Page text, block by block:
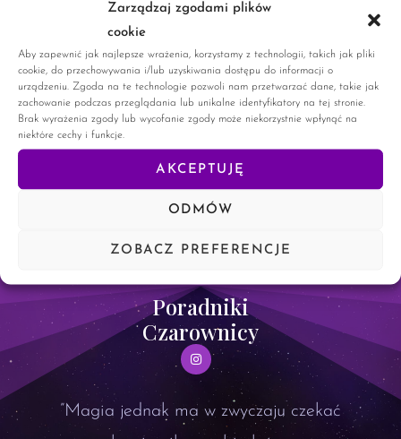
Zarządzaj zgodami plików
cookie
Aby zapewnić jak najlepsze wrażenia, korzystamy z technologii, takich jak pliki
cookie, do przechowywania i/lub uzyskiwania dostępu do informacji o
urządzeniu. Zgoda na te technologie pozwoli nam przetwarzać dane, takie jak
zachowanie podczas przeglądania lub unikalne identyfikatory na tej stronie.
Brak wyrażenia zgody lub wycofanie zgody może niekorzystnie wpłynąć na
niektóre cechy i funkcje.
AKCEPTUJĘ
ODMÓW
ZOBACZ PREFERENCJE
Cześć Dzisiaj chciałabym wam przedstawić pewien dość
kiedy przeglądam strony internetowe, wyskakują mi zapytania
o to czym jest magia krwi. Wiele ludzi wyszukuje ten
CZYTAJ WIĘCEJ »
Poradniki
Czarownicy
”Magia jednak ma w zwyczaju czekać